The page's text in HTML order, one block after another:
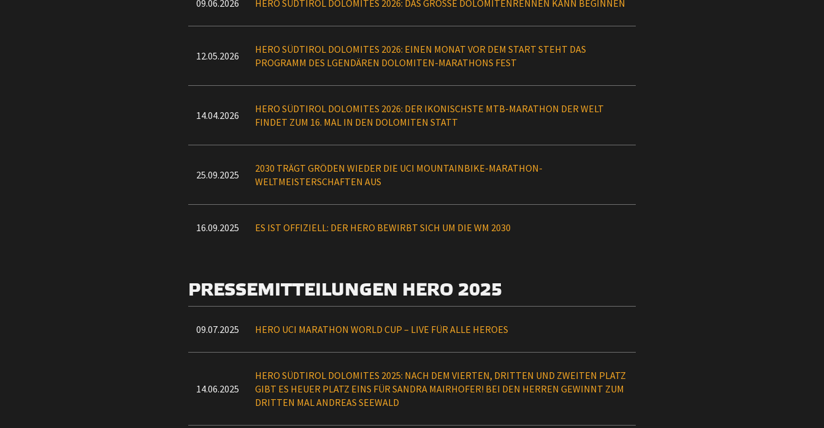
09.06.2026 HERO SÜDTIROL DOLOMITES 2026: DAS GROSSE DOLOMITENRENNEN KANN BEGINNEN
12.05.2026
HERO SÜDTIROL DOLOMITES 2026: EINEN MONAT VOR DEM START STEHT DAS
PROGRAMM DES LGENDÄREN DOLOMITEN-MARATHONS FEST
14.04.2026
HERO SÜDTIROL DOLOMITES 2026: DER IKONISCHSTE MTB-MARATHON DER WELT
FINDET ZUM 16. MAL IN DEN DOLOMITEN STATT
25.09.2025
2030 TRÄGT GRÖDEN WIEDER DIE UCI MOUNTAINBIKE-MARATHON-
WELTMEISTERSCHAFTEN AUS
16.09.2025 ES IST OFFIZIELL: DER HERO BEWIRBT SICH UM DIE WM 2030
PRESSEMITTEILUNGEN HERO 2025
09.07.2025 HERO UCI MARATHON WORLD CUP – LIVE FÜR ALLE HEROES
14.06.2025
HERO SÜDTIROL DOLOMITES 2025: NACH DEM VIERTEN, DRITTEN UND ZWEITEN PLATZ
GIBT ES HEUER PLATZ EINS FÜR SANDRA MAIRHOFER! BEI DEN HERREN GEWINNT ZUM
DRITTEN MAL ANDREAS SEEWALD